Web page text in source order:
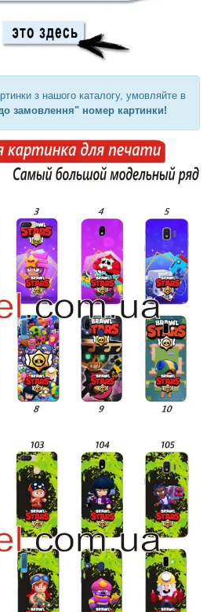
з нашого каталогу, умовляйте в
замовлення" номер картинки!